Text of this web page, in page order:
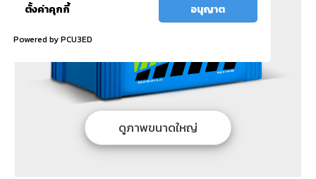
ตั้งค่าคุกกี้ อนุญาต
Powered by PCU3ED
เเบต
เต
บริการ
ดูภาพขนาดใหญ่